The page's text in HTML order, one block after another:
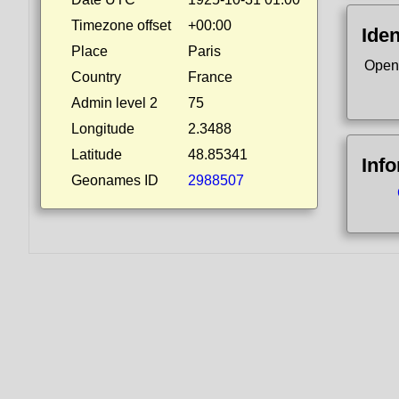
Timezone offset
+00:00
Place
Paris
Country
France
Admin level 2
75
Longitude
2.3488
Latitude
48.85341
Geonames ID
2988507